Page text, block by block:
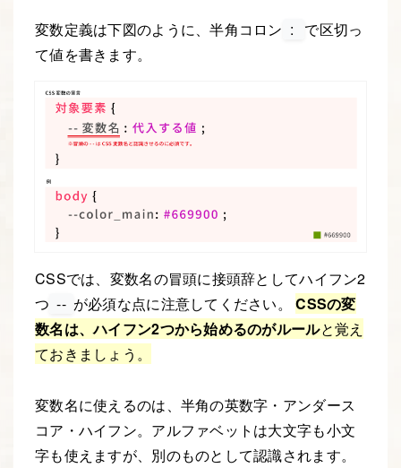
変数定義は下図のように、半角コロン :
で区切っ
て値を書きます。
CSSでは、変数名の冒頭に接頭辞としてハイフン2
つ -- が必須な点に注意してください。CSSの変
数名は、ハイフン2つから始めるのがルールと覚え
ておきましょう。
変数名に使えるのは、半角の英数字・アンダース
コア・ハイフン。アルファベットは大文字も小文
字も使えますが、別のものとして認識されます。